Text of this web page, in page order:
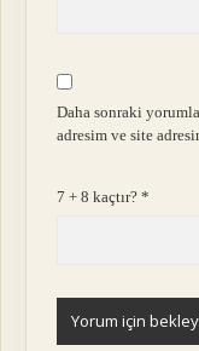
Daha sonraki
adresim ve site
7 + 8 kaçtır?*